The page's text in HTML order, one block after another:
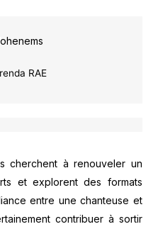
RAE
cherchent à renouveler un
et explorent des formats
entre une chanteuse et
contribuer à sortir